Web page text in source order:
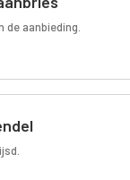
aanbieding.